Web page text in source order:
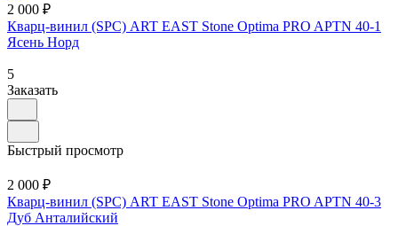
2 000 ₽
Кварц-винил (SPC) ART EAST Stone Optima PRO APTN 40-1
Ясень Норд
5
Заказать
Быстрый просмотр
2 000 ₽
Кварц-винил (SPC) ART EAST Stone Optima PRO APTN 40-3
Дуб Анталийский